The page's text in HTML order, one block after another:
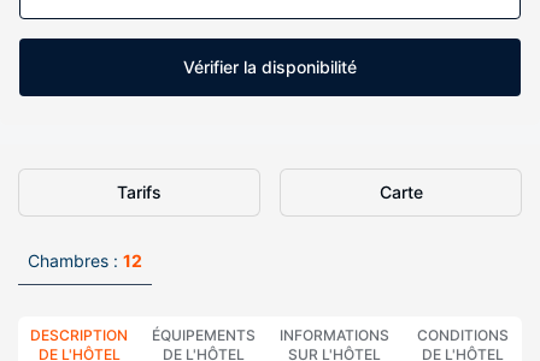
Vérifier la disponibilité
Tarifs Carte
Chambres : 12
DESCRIPTION
DE L'HÔTEL
ÉQUIPEMENTS
DE L'HÔTEL
INFORMATIONS
SUR L'HÔTEL
CONDITIONS
DE L'HÔTEL